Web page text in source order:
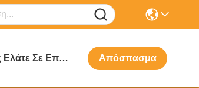
Μας Ελάτε Σε Επαφή Με Απόσπασμα